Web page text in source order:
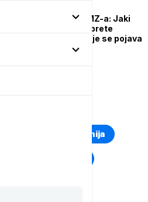
DRUŠTVO
Hitno upozorenje RHMZ-a: Jaki
pljuskovi i grmljavina prete
zapadnoj Srbiji, očekuje se pojava
grada i jak olujni vetar
Kosovo i Metohija